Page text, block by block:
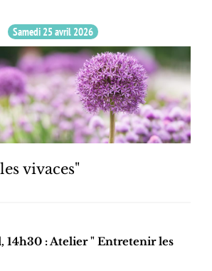
Samedi 25 avril 2026
vivaces"
14h30 : Atelier " Entretenir les